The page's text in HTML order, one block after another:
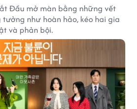
Đầu mở màn bằng những vết
như hoàn hảo, kéo hai gia
và phản bội.